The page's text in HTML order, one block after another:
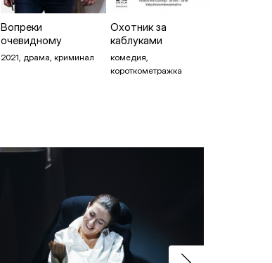
Вопреки
очевидному
2021, драма, криминал
Охотник за
каблуками
комедия,
короткометражка